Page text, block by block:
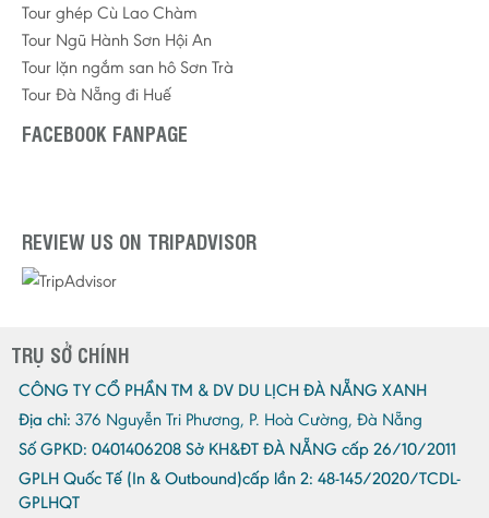
Tour ghép Cù Lao Chàm
Tour Ngũ Hành Sơn Hội An
Tour lặn ngắm san hô Sơn Trà
Tour Đà Nẵng đi Huế
FACEBOOK FANPAGE
REVIEW US ON TRIPADVISOR
TRỤ SỞ CHÍNH
CÔNG TY CỔ PHẦN TM & DV DU LỊCH ĐÀ NẴNG XANH
Địa chỉ: 376 Nguyễn Tri Phương, P. Hoà Cường, Đà Nẵng
Số GPKD: 0401406208 Sở KH&ĐT ĐÀ NẴNG cấp 26/10/2011
GPLH Quốc Tế (In & Outbound)cấp lần 2: 48-145/2020/TCDL-
GPLHQT